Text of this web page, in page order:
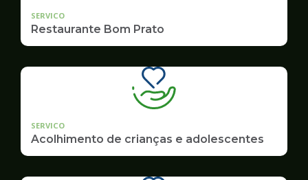
SERVICO
Restaurante Bom Prato
SERVICO
Acolhimento de crianças e adolescentes